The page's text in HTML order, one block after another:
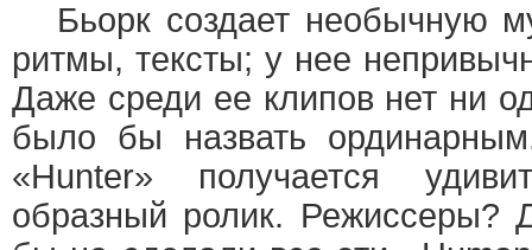
Бьорк создает необычную
ритмы, тексты; у нее
Даже среди ее клипов нет ни
было бы назвать
«Hunter» получается
образный ролик. Режиссеры?